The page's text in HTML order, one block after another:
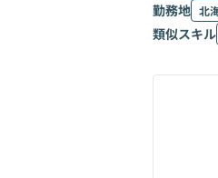
勤務地 北
類似スキル